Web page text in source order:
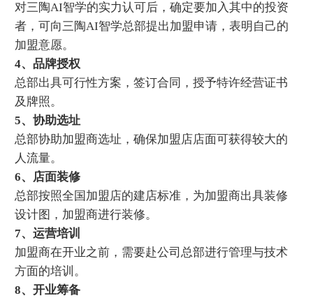
对三陶AI智学的实力认可后，确定要加入其中的投资
者，可向三陶AI智学总部提出加盟申请，表明自己的
加盟意愿。
4、品牌授权
总部出具可行性方案，签订合同，授予特许经营证书
及牌照。
5、协助选址
总部协助加盟商选址，确保加盟店店面可获得较大的
人流量。
6、店面装修
总部按照全国加盟店的建店标准，为加盟商出具装修
设计图，加盟商进行装修。
7、运营培训
加盟商在开业之前，需要赴公司总部进行管理与技术
方面的培训。
8、开业筹备